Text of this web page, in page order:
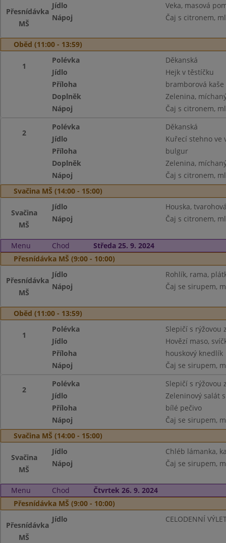
Přesnídávka
MŠ
Jídlo
Veka, masová
Nápoj
Čaj s citronem,
Oběd (11:00 - 13:59)
1
Polévka
Děkanská
Jídlo
Hejk v těstíčku
Příloha
bramborová kaše
Doplněk
Zelenina,
Nápoj
Čaj s citronem,
2
Polévka
Děkanská
Jídlo
Kuřecí stehno ve
Příloha
bulgur
Doplněk
Zelenina,
Nápoj
Čaj s citronem,
Svačina MŠ (14:00 - 15:00)
Svačina
MŠ
Jídlo
Houska,
Nápoj
Čaj s citronem,
Menu Chod
Středa 25. 9. 2024
Přesnídávka MŠ (9:00 - 10:00)
Přesnídávka
MŠ
Jídlo
Rohlík, rama,
Nápoj
Čaj se sirupem,
Oběd (11:00 - 13:59)
1
Polévka
Slepičí s rýžovou
Jídlo
Hovězí maso,
Příloha
houskový knedlík
Nápoj
Čaj se sirupem,
2
Polévka
Slepičí s rýžovou
Jídlo
Zeleninový salát
Příloha
bílé pečivo
Nápoj
Čaj se sirupem,
Svačina MŠ (14:00 - 15:00)
Svačina
MŠ
Jídlo
Chléb lámanka,
Nápoj
Čaj se sirupem,
Menu Chod
Čtvrtek 26. 9. 2024
Přesnídávka MŠ (9:00 - 10:00)
Přesnídávka
MŠ
Jídlo CELODENNÍ